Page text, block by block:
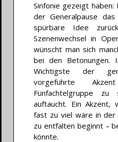
Sinfonie gezeigt haben:
der Generalpause
spürbare Idee
Szenenwechsel in
wünscht man sich
bei den Betonungen.
Wichtigste der
vorgeführte
Fünfachtelgruppe
auftaucht. Ein Akzent,
fast zu viel wäre in der
zu entfalten beginnt –
könnte.